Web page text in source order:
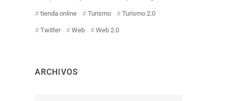
tienda online Turismo Turismo 2.0
Twitter Web Web 2.0
ARCHIVOS